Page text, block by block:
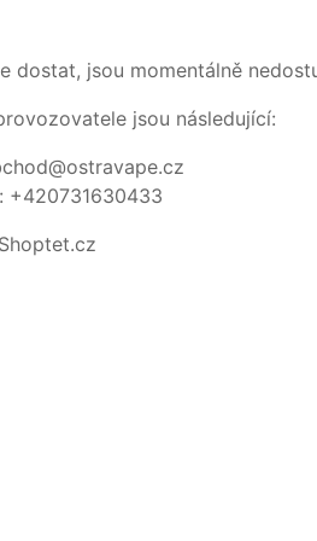
dostat, jsou momentálně
jsou následující:
+420731630433
Shoptet.cz